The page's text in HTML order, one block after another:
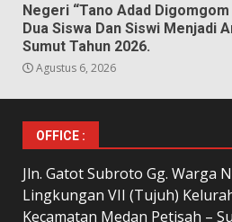
Negeri “Tano Adad
Dua Siswa Dan Siswi Menjadi
Sumut Tahun 2026.
Agustus 6, 2026
OFFICE :
Jln. Gatot Subroto Gg. Warga
Lingkungan VII (Tujuh)
Kecamatan Medan Petisah –